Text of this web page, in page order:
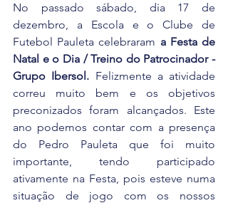
No passado sábado, dia 17 de
dezembro, a Escola e o Clube de
Futebol Pauleta celebraram a Festa de
Natal e o Dia / Treino do Patrocinador -
Grupo Ibersol. Felizmente a atividade
correu muito bem e os objetivos
preconizados foram alcançados. Este
ano podemos contar com a presença
do Pedro Pauleta que foi muito
importante, tendo participado
ativamente na Festa, pois esteve numa
situação de jogo com os nossos